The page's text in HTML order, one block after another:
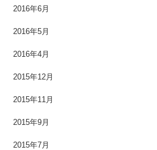
2016年6月
2016年5月
2016年4月
2015年12月
2015年11月
2015年9月
2015年7月